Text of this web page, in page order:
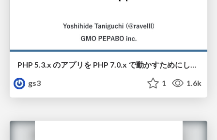
PHP 5.3.x のアプリを PHP 7.0.x で動かすためにした n 個のこと
gs3
1 1.6k